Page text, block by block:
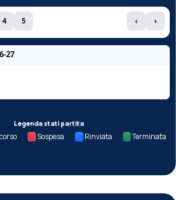
4 5 ‹ ›
27
Legenda stati partita
Sospesa Rinviata Terminata